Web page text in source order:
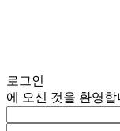
로그인
에 오신 것을 환영